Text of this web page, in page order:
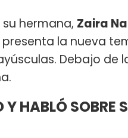
hermana, Zaira
la nueva
Debajo de
HABLÓ SOBRE